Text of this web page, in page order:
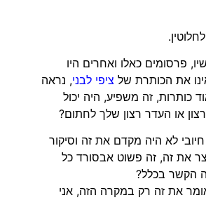
פרסומים כאלו ואחרים היו
את הכותרת של ציפי לבני, נראה
כותרות, זה משפיע, היה יכול
או העדר רצון שלך לחתום?
חיובי לא היה מקדם את זה וסיקור
את זה, זה פשוט אבסורד כל
הקשר בכלל?
את זה רק במקרה הזה, אני